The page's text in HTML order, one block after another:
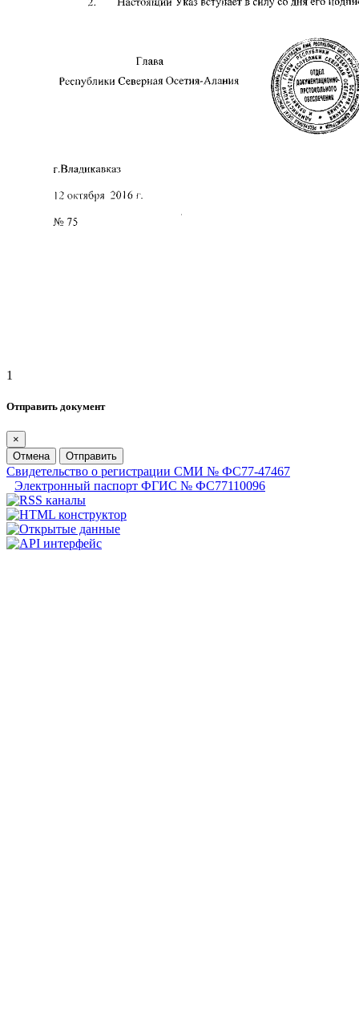
1
Отправить документ
×
Отмена
Отправить
Свидетельство о регистрации СМИ № ФС77-47467
Электронный паспорт ФГИС № ФС77110096